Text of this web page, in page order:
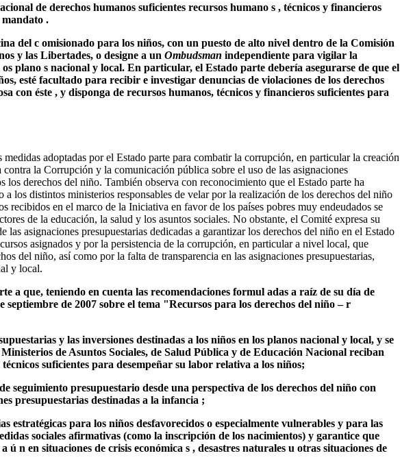
de derechos humanos suficientes recursos humano s , técnicos y financieros
.
del c omisionado para los niños, con un puesto de alto nivel dentro de la Comisión
y las Libertades, o designe a un Ombudsman independiente para vigilar la
plano s nacional y local. En particular, el Estado parte debería asegurarse de que el
esté facultado para recibir e investigar denuncias de violaciones de los derechos
con éste , y disponga de recursos humanos, técnicos y financieros suficientes para
adoptadas por el Estado parte para combatir la corrupción, en particular la creación
la Corrupción y la comunicación pública sobre el uso de las asignaciones
los derechos del niño. También observa con reconocimiento que el Estado parte ha
a los distintos ministerios responsables de velar por la realización de los derechos del niño
recibidos en el marco de la Iniciativa en favor de los países pobres muy endeudados se
de la educación, la salud y los asuntos sociales. No obstante, el Comité expresa su
las asignaciones presupuestarias dedicadas a garantizar los derechos del niño en el Estado
asignados y por la persistencia de la corrupción, en particular a nivel local, que
del niño, así como por la falta de transparencia en las asignaciones presupuestarias,
y local.
a que, teniendo en cuenta las recomendaciones formul adas a raíz de su día de
septiembre de 2007 sobre el tema "Recursos para los derechos del niño – r
y las inversiones destinadas a los niños en los planos nacional y local, y se
de Asuntos Sociales, de Salud Pública y de Educación Nacional reciban
suficientes para desempeñar su labor relativa a los niños;
seguimiento presupuestario desde una perspectiva de los derechos del niño con
presupuestarias destinadas a la infancia ;
estratégicas para los niños desfavorecidos o especialmente vulnerables y para las
sociales afirmativas (como la inscripción de los nacimientos) y garantice que
ú n en situaciones de crisis económica s , desastres naturales u otras situaciones de